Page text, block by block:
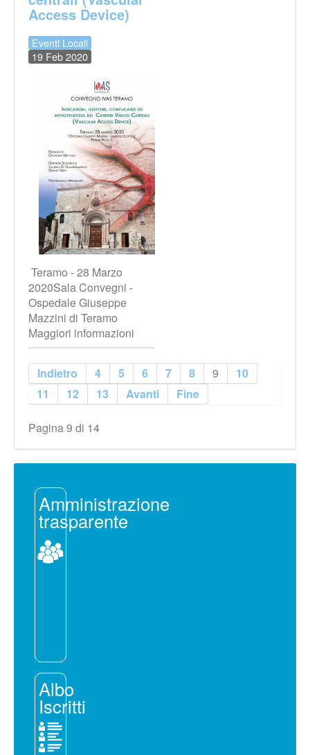
Access Device)
Eventi Locali
19 Feb 2020
Teramo - 28 Marzo
2020Sala Convegni -
Ospedale Giuseppe
Mazzini di Teramo
Maggiori informazioni
Indietro 4 5 6 7 8 9
10
11
12 13 Avanti Fine
Pagina 9 di 14
Amministrazione
trasparente
Albo
Iscritti